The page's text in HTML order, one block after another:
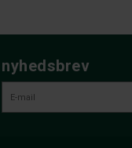
nyhedsbrev